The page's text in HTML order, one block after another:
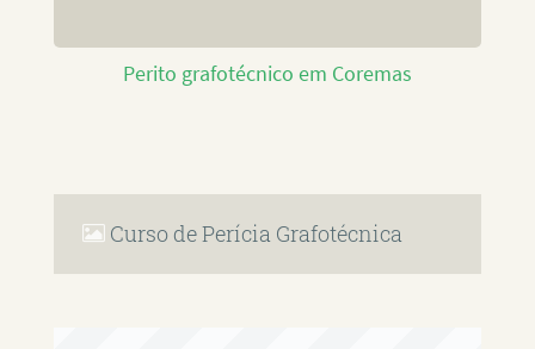
Perito grafotécnico em Coremas
Curso de Perícia Grafotécnica